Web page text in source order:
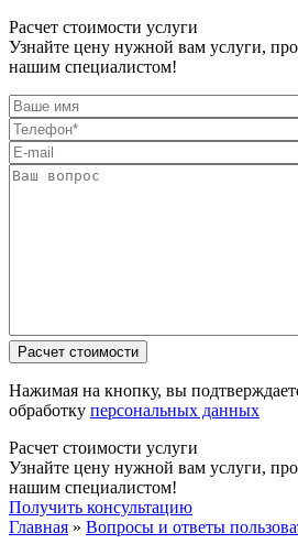
Расчет стоимости услуги
Узнайте цену нужной вам услуги,
нашим специалистом!
Нажимая на кнопку, вы
обработку персональных данных
Расчет стоимости услуги
Узнайте цену нужной вам услуги,
нашим специалистом!
Получить консультацию
Главная » Вопросы и ответы